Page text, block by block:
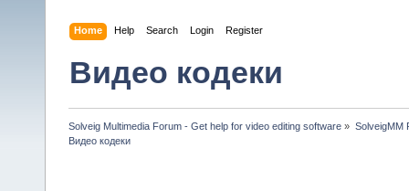
Home Help Search Login Register
Видео кодеки
Solveig Multimedia Forum - Get help for video editing software » SolveigMM
Видео кодеки